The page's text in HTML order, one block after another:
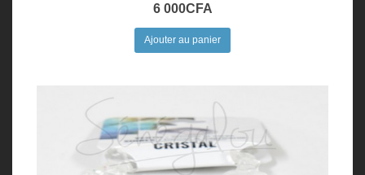
6 000CFA
Ajouter au panier